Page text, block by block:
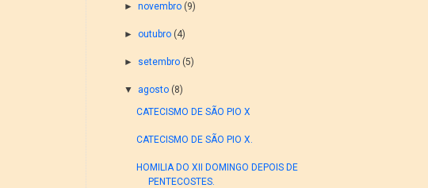
►novembro (9)
►outubro (4)
► setembro (5)
▼ agosto (8)
CATECISMO DE SÃO PIO X
CATECISMO DE SÃO PIO X.
HOMILIA DO XII DOMINGO DEPOIS DE
PENTECOSTES.